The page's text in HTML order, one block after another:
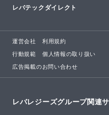
レバテックダイレクト
運営会社 利用規約
行動規範 個人情報の取り扱い
広告掲載のお問い合わせ
レバレジーズグループ関連